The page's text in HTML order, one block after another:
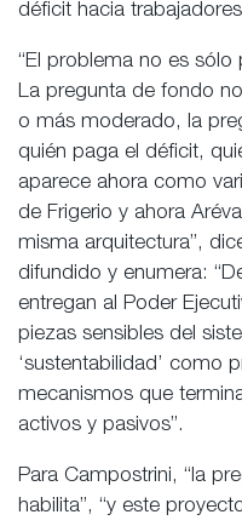
déficit hacia
“El problema no es sólo
La pregunta de fondo
o más moderado, la
quién paga el déficit,
aparece ahora como
de Frigerio y ahora
misma arquitectura”,
difundido y enumera:
entregan al Poder
piezas sensibles del
‘sustentabilidad’ como
mecanismos que
activos y pasivos”.
Para Campostrini, “la
habilita”, “y este